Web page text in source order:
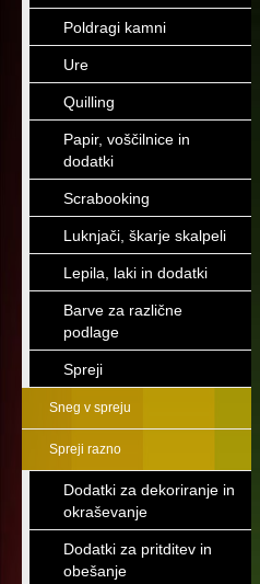
Poldragi kamni
Ure
Quilling
Papir, voščilnice in
dodatki
Scrabooking
Luknjači, škarje skalpeli
Lepila, laki in dodatki
Barve za različne
podlage
Spreji
Sneg v spreju
Spreji razno
Dodatki za dekoriranje in
okraševanje
Dodatki za pritditev in
obešanje